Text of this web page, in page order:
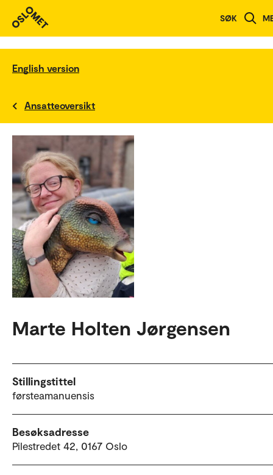
SØK
English version
Ansatteoversikt
Marte Holten Jørgensen
Stillingstittel
førsteamanuensis
Besøksadresse
Pilestredet 42, 0167 Oslo